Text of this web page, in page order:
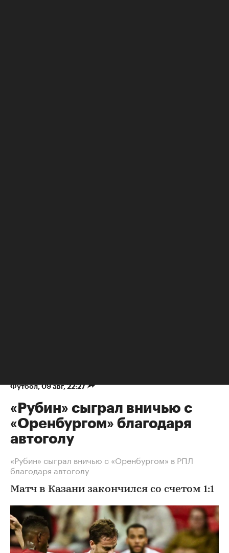
Футбол⁠,09 авг, 22:27
«Рубин» сыграл вничью с
«Оренбургом» благодаря
автоголу
«Рубин» сыграл вничью с «Оренбургом» в РПЛ
благодаря автоголу
Матч в Казани закончился со счетом 1:1